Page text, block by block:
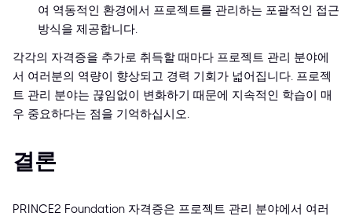
여 역동적인 환경에서 프로젝트를 관리하는 포괄적인 접근
방식을 제공합니다.
각각의 자격증을 추가로 취득할 때마다 프로젝트 관리 분야에
서 여러분의 역량이 향상되고 경력 기회가 넓어집니다. 프로젝
트 관리 분야는 끊임없이 변화하기 때문에 지속적인 학습이 매
우 중요하다는 점을 기억하십시오.
결론
PRINCE2 Foundation 자격증은 프로젝트 관리 분야에서 여러